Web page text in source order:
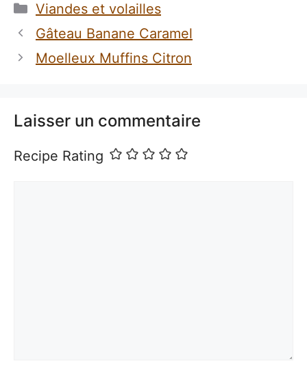
Catégories
Viandes et volailles
Gâteau Banane Caramel
Moelleux Muffins Citron
Laisser un commentaire
Recipe Rating